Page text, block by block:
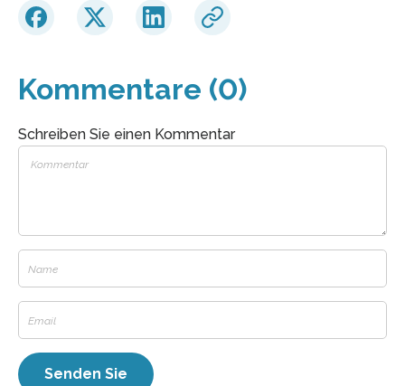
Kommentare (0)
Schreiben Sie einen Kommentar